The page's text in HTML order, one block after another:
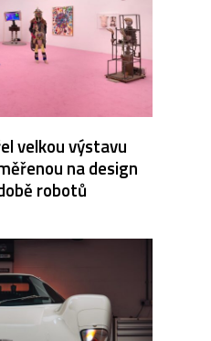
velkou výstavu
na design
robotů